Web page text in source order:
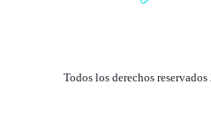
Todos los derechos